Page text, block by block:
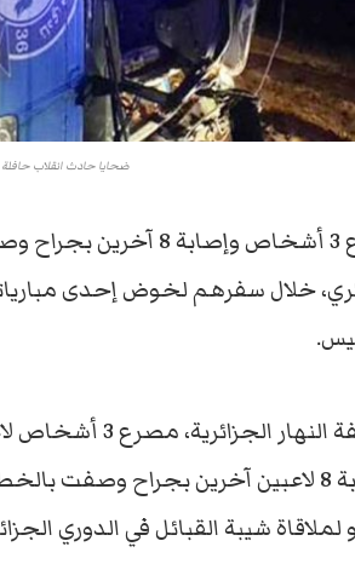
ضحايا حادث انقلاب حافلة
مصرع 3 أشخاص وإصابة
خلال سفرهم لخوض إحدى
وقالت صحيفة
البيض، وإصابة 8 لاعبين آخرين بجراح
لملاقاة شيبة القبائل في الدوري